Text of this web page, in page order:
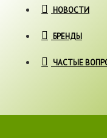
НОВОСТИ
БРЕНДЫ
ЧАСТЫЕ